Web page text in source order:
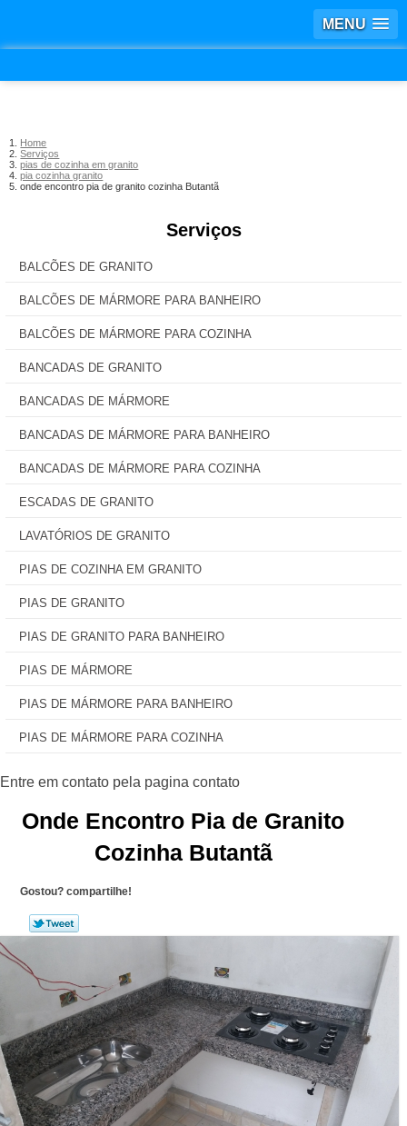
MENU
Home
Serviços
pias de cozinha em granito
pia cozinha granito
onde encontro pia de granito cozinha Butantã
Serviços
BALCÕES DE GRANITO
BALCÕES DE MÁRMORE PARA BANHEIRO
BALCÕES DE MÁRMORE PARA COZINHA
BANCADAS DE GRANITO
BANCADAS DE MÁRMORE
BANCADAS DE MÁRMORE PARA BANHEIRO
BANCADAS DE MÁRMORE PARA COZINHA
ESCADAS DE GRANITO
LAVATÓRIOS DE GRANITO
PIAS DE COZINHA EM GRANITO
PIAS DE GRANITO
PIAS DE GRANITO PARA BANHEIRO
PIAS DE MÁRMORE
PIAS DE MÁRMORE PARA BANHEIRO
PIAS DE MÁRMORE PARA COZINHA
Onde Encontro Pia de Granito
Cozinha Butantã
Gostou? compartilhe!